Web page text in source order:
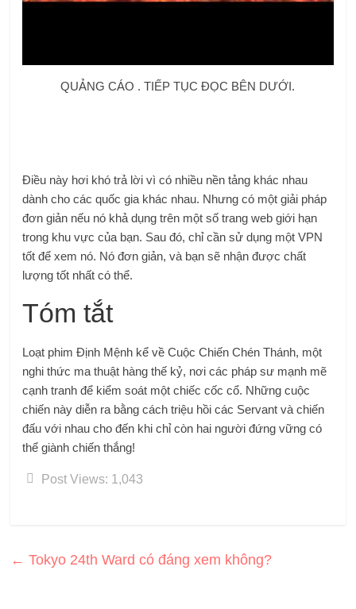
QUẢNG CÁO . TIẾP TỤC ĐỌC BÊN DƯỚI.
Điều này hơi khó trả lời vì có nhiều nền tảng khác nhau
dành cho các quốc gia khác nhau. Nhưng có một giải pháp
đơn giản nếu nó khả dụng trên một số trang web giới hạn
trong khu vực của bạn. Sau đó, chỉ cần sử dụng một VPN
tốt để xem nó. Nó đơn giản, và bạn sẽ nhận được chất
lượng tốt nhất có thể.
Tóm tắt
Loạt phim Định Mệnh kể về Cuộc Chiến Chén Thánh, một
nghi thức ma thuật hàng thế kỷ, nơi các pháp sư mạnh mẽ
cạnh tranh để kiểm soát một chiếc cốc cổ. Những cuộc
chiến này diễn ra bằng cách triệu hồi các Servant và chiến
đấu với nhau cho đến khi chỉ còn hai người đứng vững có
thể giành chiến thắng!
Post Views: 1,043
← Tokyo 24th Ward có đáng xem không?